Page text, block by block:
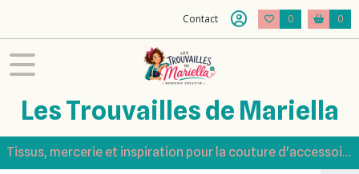
Contact 0 0
Les Trouvailles de Mariella
Tissus, mercerie et inspiration pour la couture d'accessoires